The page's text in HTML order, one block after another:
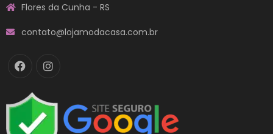
Flores da Cunha - RS
contato@lojamodacasa.com.br